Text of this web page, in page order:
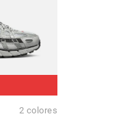
2 colores